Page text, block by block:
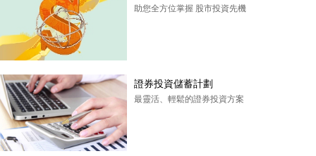
助您全方位掌握 股市投資先機
證券投資儲蓄計劃
最靈活、輕鬆的證券投資方案